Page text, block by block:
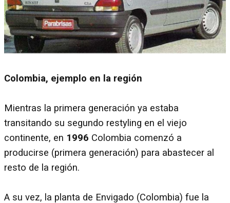
Colombia, ejemplo en la región
Mientras la primera generación ya estaba
transitando su segundo restyling en el viejo
continente, en 1996 Colombia comenzó a
producirse (primera generación) para abastecer al
resto de la región.
A su vez, la planta de Envigado (Colombia) fue la